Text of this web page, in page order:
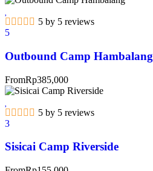
5 by 5 reviews
5
Outbound Camp Hambalang
FromRp385,000
5 by 5 reviews
3
Sisicai Camp Riverside